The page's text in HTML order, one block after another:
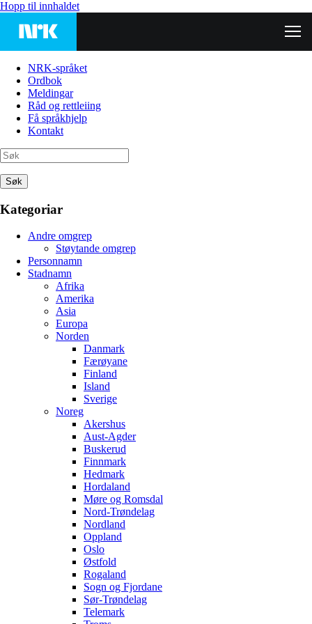
Hopp til innhaldet
NRK-språket
Ordbok
Meldingar
Råd og rettleiing
Få språkhjelp
Kontakt
Søk
Kategoriar
Andre omgrep
Støytande omgrep
Personnamn
Stadnamn
Afrika
Amerika
Asia
Europa
Norden
Danmark
Færøyane
Finland
Island
Sverige
Noreg
Akershus
Aust-Agder
Buskerud
Finnmark
Hedmark
Hordaland
Møre og Romsdal
Nord-Trøndelag
Nordland
Oppland
Oslo
Østfold
Rogaland
Sogn og Fjordane
Sør-Trøndelag
Telemark